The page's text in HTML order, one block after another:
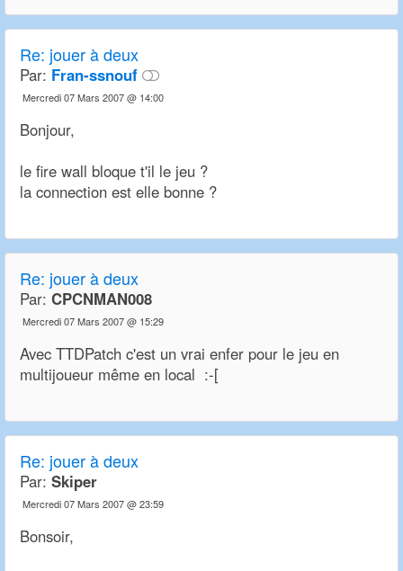
Re: jouer à deux
Par: Fran-ssnouf
Mercredi 07 Mars 2007 @ 14:00
Bonjour,
le fire wall bloque t'il le jeu ?
la connection est elle bonne ?
Re: jouer à deux
Par: CPCNMAN008
Mercredi 07 Mars 2007 @ 15:29
Avec TTDPatch c'est un vrai enfer pour le jeu en
multijoueur même en local :-[
Re: jouer à deux
Par: Skiper
Mercredi 07 Mars 2007 @ 23:59
Bonsoir,